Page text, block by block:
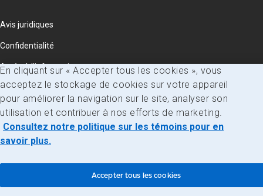
© Société canadienne des postes
Avis juridiques
Confidentialité
Accès à l’information
En cliquant sur « Accepter tous les cookies », vous
acceptez le stockage de cookies sur votre appareil
pour améliorer la navigation sur le site, analyser son
utilisation et contribuer à nos efforts de marketing.
Consultez notre politique sur les témoins pour en
savoir plus.
Accepter tous les cookies